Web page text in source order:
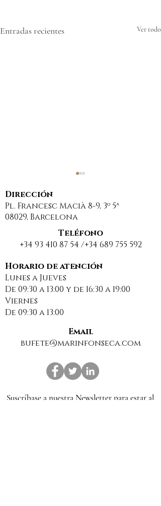
Entradas recientes Ver todo
comunidad de
propietarios por
usar una web
insegura para
compartir datos
personales
Dirección
Pl. Francesc Macià 8-9, 3º 5ª
08029, Barcelona
Teléfono
+34 93 410 87 54 /+34 689 755 592
Horario de atención
Lunes a Jueves
De 09:30 a 13:00 y de 16:30 a 19:00
Viernes
De 09:30 a 13:00
Email
bufete@marinfonseca.com
Suscríbase a nuestra Newsletter para estar al